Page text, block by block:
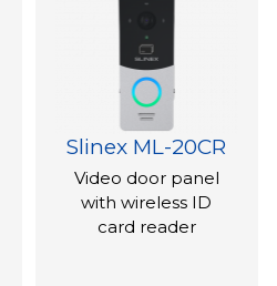
Slinex ML-20CR
Video door panel
with wireless ID
card reader